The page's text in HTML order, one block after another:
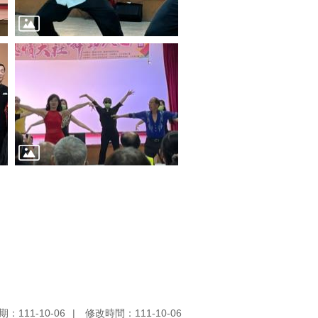
：111-10-06 修改時間：111-10-06